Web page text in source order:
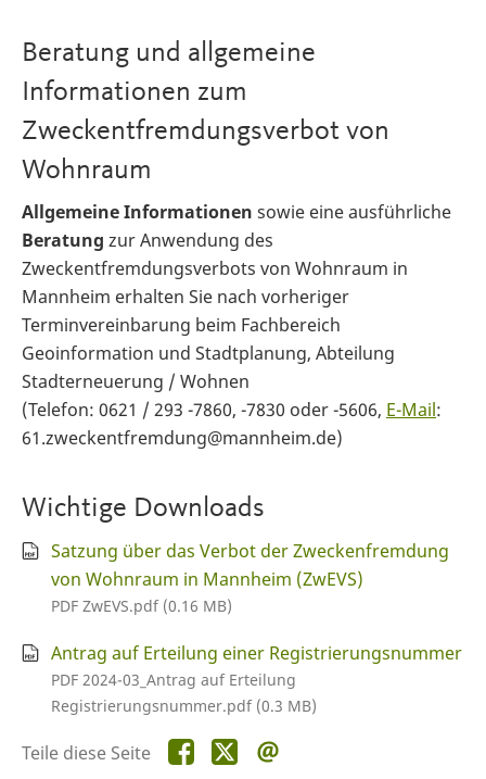
Beratung und allgemeine
Informationen zum
Zweckentfremdungsverbot von
Wohnraum
Allgemeine Informationen sowie eine ausführliche
Beratung zur Anwendung des
Zweckentfremdungsverbots von Wohnraum in
Mannheim erhalten Sie nach vorheriger
Terminvereinbarung beim Fachbereich
Geoinformation und Stadtplanung, Abteilung
Stadterneuerung / Wohnen
(Telefon: 0621 / 293 -7860, -7830 oder -5606, E-Mail:
61.zweckentfremdung@mannheim.de)
Wichtige Downloads
Satzung über das Verbot der Zweckenfremdung
von Wohnraum in Mannheim (ZwEVS)
PDF ZwEVS.pdf (0.16 MB)
Antrag auf Erteilung einer Registrierungsnummer
PDF 2024-03_Antrag auf Erteilung
Registrierungsnummer.pdf (0.3 MB)
Teile diese Seite Teile
diese
Teile
diese